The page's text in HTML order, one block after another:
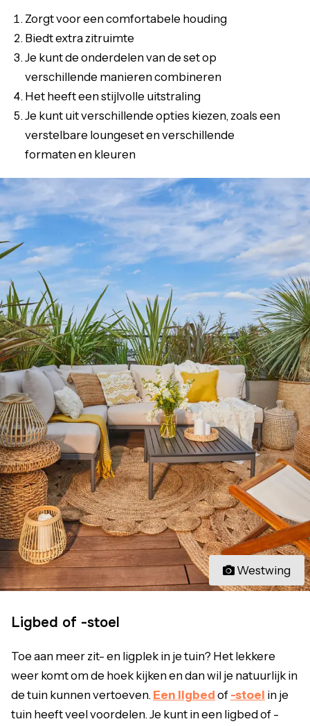
Zorgt voor een comfortabele houding
Biedt extra zitruimte
Je kunt de onderdelen van de set op
verschillende manieren combineren
Het heeft een stijlvolle uitstraling
Je kunt uit verschillende opties kiezen, zoals een
verstelbare loungeset en verschillende
formaten en kleuren
Westwing
Ligbed of -stoel
Toe aan meer zit- en ligplek in je tuin? Het lekkere
weer komt om de hoek kijken en dan wil je natuurlijk in
de tuin kunnen vertoeven. Een ligbed of -stoel in je
tuin heeft veel voordelen. Je kunt in een ligbed of -